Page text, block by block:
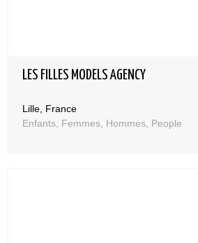
LES FILLES MODELS AGENCY
Lille, France
Enfants, Femmes, Hommes, People